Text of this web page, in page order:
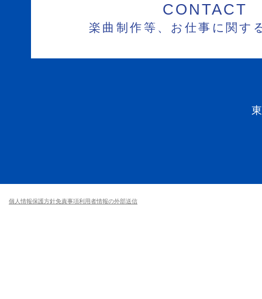
CONTACT
楽曲制作等、お仕事に関す
個人情報保護方針免責事項利用者情報の外部送信